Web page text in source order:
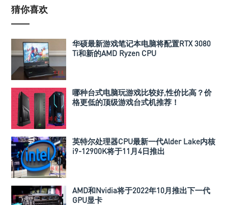
猜你喜欢
华硕最新游戏笔记本电脑将配置RTX 3080
Ti和新的AMD Ryzen CPU
哪种台式电脑玩游戏比较好,性价比高？价
格更低的顶级游戏台式机推荐！
英特尔处理器CPU最新一代Alder Lake内核
i9-12900K将于11月4日推出
AMD和Nvidia将于2022年10月推出下一代
GPU显卡